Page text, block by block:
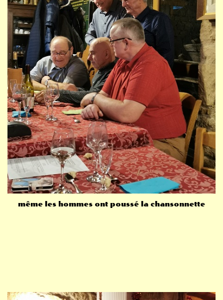
même les hommes ont poussé la chansonnette